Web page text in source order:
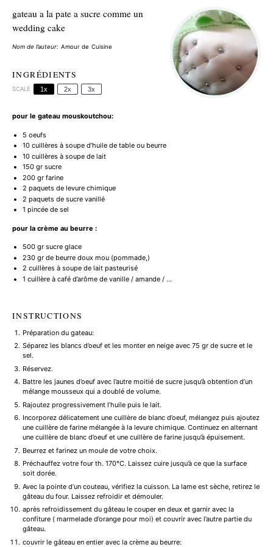
gateau a la pate a sucre comme un
wedding cake
Nom de l’auteur: Amour de Cuisine
INGRÉDIENTS
SCALE 1x 2x 3x
pour le gateau mouskoutchou:
5 oeufs
10cuillères à soupe d’huile de table ou beurre
10cuillères à soupe de lait
150gr sucre
200gr farine
2 paquets de levure chimique
2 paquets de sucre vanillé
1 pincée de sel
pour la crème au beurre :
500gr sucre glace
230gr de beurre doux mou (pommade,)
2 cuillères à soupe de lait pasteurisé
1 cuillère à café d’arôme de vanille / amande / …
INSTRUCTIONS
Préparation du gateau:
Séparez les blancs d’oeuf et les monter en neige avec 75 gr de sucre et le
sel.
Réservez.
Battre les jaunes d’oeuf avec l’autre moitié de sucre jusqu’à obtention d’un
mélange mousseux qui a doublé de volume.
Rajoutez progressivement l’huile puis le lait.
Incorporez délicatement une cuillère de blanc d’oeuf, mélangez puis ajoutez
une cuillère de farine mélangée à la levure chimique. Continuez en alternant
une cuillère de blanc d’oeuf et une cuillère de farine jusqu’à épuisement.
Beurrez et farinez un moule de votre choix.
Préchauffez votre four th. 170°C. Laissez cuire jusqu’à ce que la surface
soit dorée.
Avec la pointe d’un couteau, vérifiez la cuisson. La lame est sèche, retirez le
gâteau du four. Laissez refroidir et démouler.
après refroidissement du gâteau le couper en deux et garnir avec la
confiture ( marmelade d’orange pour moi) et couvrir avec l’autre partie du
gâteau.
couvrir le gâteau en entier avec la crème au beurre: